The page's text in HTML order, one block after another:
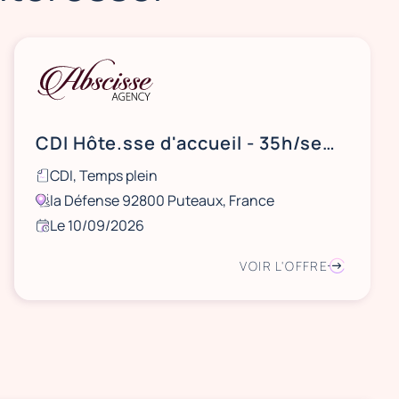
CDI Hôte.sse d'accueil - 35h/semaine - La Défense
CDI, Temps plein
la Défense 92800 Puteaux, France
Le 10/09/2026
VOIR L'OFFRE